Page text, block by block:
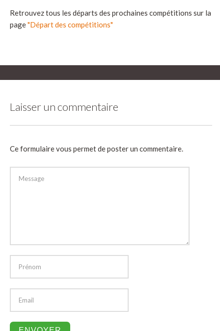
Retrouvez tous les départs des prochaines compétitions sur la
page"Départ des compétitions"
Laisser un commentaire
Ce formulaire vous permet de poster un commentaire.